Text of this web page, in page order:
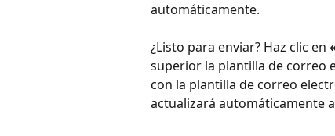
automáticamente.
¿Listo para enviar? Haz clic en
superior la plantilla de correo
con la plantilla de correo
actualizará automáticamente a